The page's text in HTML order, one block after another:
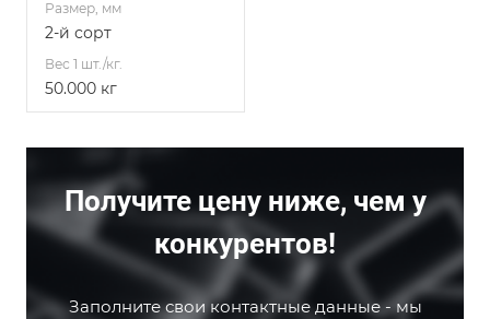
Размер, мм
2-й сорт
Вес 1 шт./кг.
50.000 кг
Получите цену ниже, чем у
конкурентов!
Заполните свои контактные данные - мы